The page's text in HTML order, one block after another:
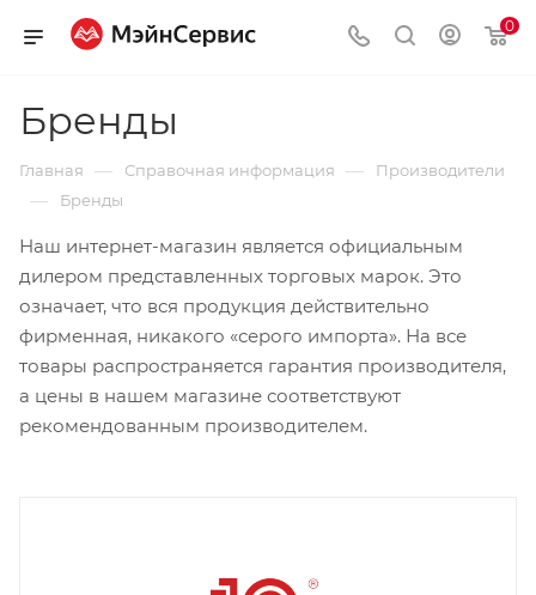
0
Бренды
Главная — Справочная информация — Производители
— Бренды
Наш интернет-магазин является официальным
дилером представленных торговых марок. Это
означает, что вся продукция действительно
фирменная, никакого «серого импорта». На все
товары распространяется гарантия производителя,
а цены в нашем магазине соответствуют
рекомендованным производителем.